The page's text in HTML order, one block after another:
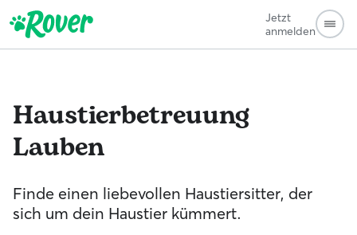
Jetzt
anmelden
Haustierbetreuung
Lauben
Finde einen liebevollen Haustiersitter, der
sich um dein Haustier kümmert.